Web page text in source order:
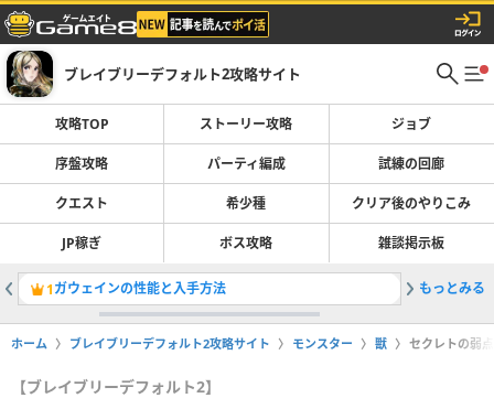
ブレイブリーデフォルト2攻略サイト
攻略TOP ストーリー攻略 ジョブ
序盤攻略 パーティ編成 試練の回廊
クエスト 希少種 クリア後のやりこみ
JP稼ぎ ボス攻略 雑談掲示板
1ガウェインの性能と入手方法 2ヤミノ
もっとみる
ホーム ブレイブリーデフォルト2攻略サイト モンスター 獣 セクレトの弱
【ブレイブリーデフォルト2】